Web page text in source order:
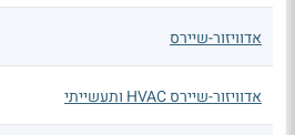
אדוויזור-שיירס
אדוויזור-שיירס HVAC ותעשייתי